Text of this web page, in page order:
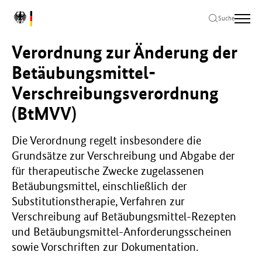
Hauptinhalt
springen
Hauptnavigation
springen
Seitenende
springen
L
o
B
u
n
d
e
m
i
n
i
s
t
e
i
u
Suche
Verordnung zur Änderung der
Betäubungsmittel-
Verschreibungsverordnung
(BtMVV)
Die Verordnung regelt insbesondere die
Grundsätze zur Verschreibung und Abgabe der
für therapeutische Zwecke zugelassenen
Betäubungsmittel, einschließlich der
Substitutionstherapie, Verfahren zur
Verschreibung auf Betäubungsmittel-Rezepten
und Betäubungsmittel-Anforderungsscheinen
sowie Vorschriften zur Dokumentation.